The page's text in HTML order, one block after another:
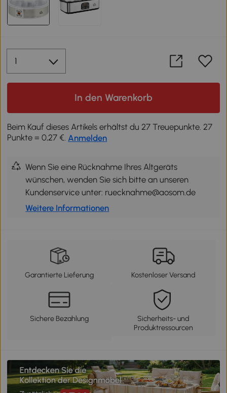
In den Warenkorb
Beim Kauf dieses Artikels erhältst du 27 Treuepunkte. 27
Punkte = 0,27 €. Anmelden
Wenn Sie eine Rücknahme Ihres Altgeräts
wünschen, wenden Sie sich bitte an unseren
Kundenservice unter: ruecknahme@aosom.de
Weitere Informationen
Garantierte Lieferung Kostenloser Versand
Sichere Bezahlung
Sicherheits- und
Produktressourcen